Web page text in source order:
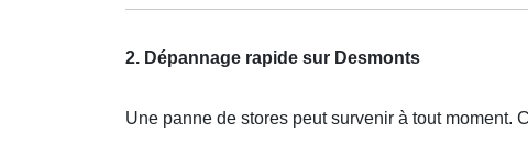
2. Dépannage rapide sur Desmonts
Une panne de stores peut survenir à tout moment.